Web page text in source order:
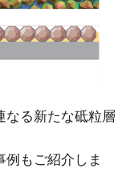
なる新たな砥粒層
もご紹介しま